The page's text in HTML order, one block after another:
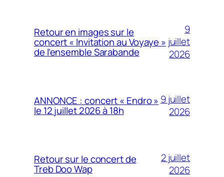
Retour en images sur le
concert « Invitation au Voyaye »
de l’ensemble Sarabande
9
juillet
2026
ANNONCE : concert « Endro »
le 12 juillet 2026 à 18h
9 juillet
2026
Retour sur le concert de
Treb Doo Wap
2 juillet
2026